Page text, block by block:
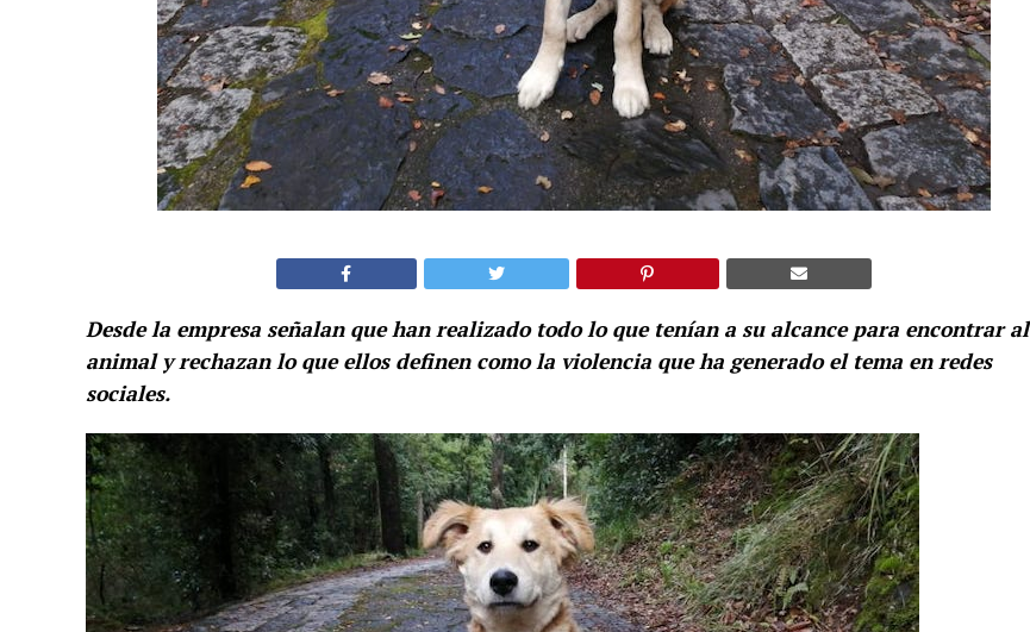
Desde la empresa señalan que han realizado todo lo que tenían a su alcance para encontrar al
animal y rechazan lo que ellos definen como la violencia que ha generado el tema en redes
sociales.